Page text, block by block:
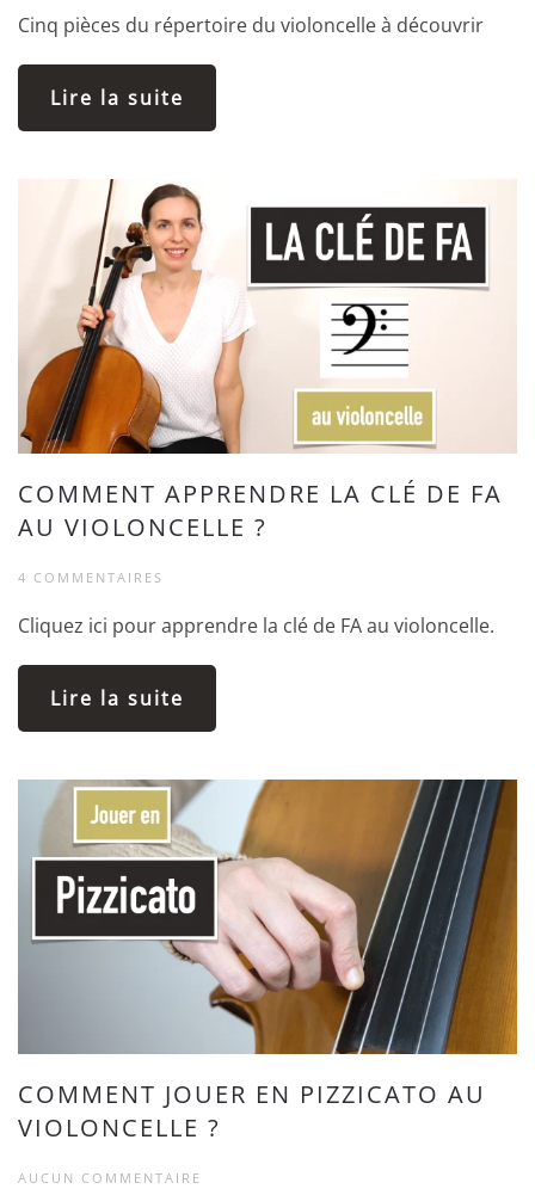
Cinq pièces du répertoire du violoncelle à découvrir
Lire la suite
COMMENT APPRENDRE LA CLÉ DE FA
AU VIOLONCELLE ?
4 COMMENTAIRES
Cliquez ici pour apprendre la clé de FA au violoncelle.
Lire la suite
COMMENT JOUER EN PIZZICATO AU
VIOLONCELLE ?
AUCUN COMMENTAIRE